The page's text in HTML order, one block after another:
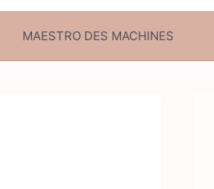
MAESTRO DES MACHINES